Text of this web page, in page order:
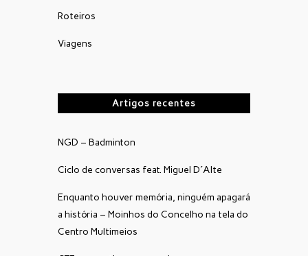
Roteiros
Viagens
Artigos recentes
NGD – Badminton
Ciclo de conversas feat. Miguel D´Alte
Enquanto houver memória, ninguém apagará
a história – Moinhos do Concelho na tela do
Centro Multimeios